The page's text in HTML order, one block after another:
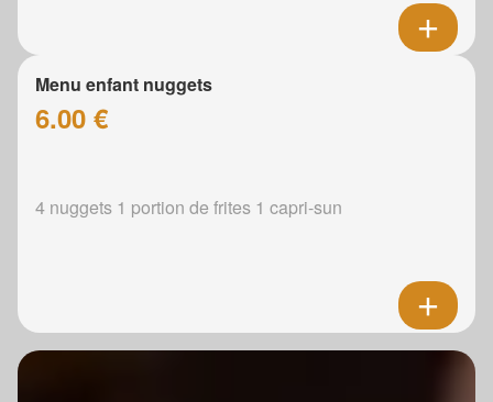
Menu enfant nuggets
6.00 €
4 nuggets 1 portion de frites 1 capri-sun